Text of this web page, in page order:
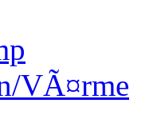
VÃ¤rme